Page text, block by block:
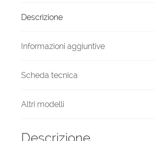
gradini
H23
Descrizione
Informazioni aggiuntive
Scheda tecnica
Altri modelli
Descrizione